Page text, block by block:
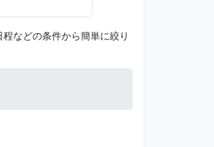
などの条件から簡単に絞り